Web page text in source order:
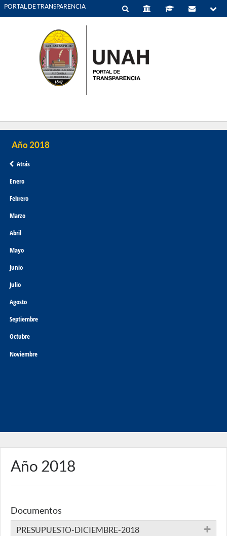
PORTAL DE TRANSPARENCIA
Atrás
Enero
Febrero
Marzo
Abril
Mayo
Junio
Julio
Agosto
Septiembre
Octubre
Noviembre
Año 2018
Documentos
PRESUPUESTO-DICIEMBRE-2018